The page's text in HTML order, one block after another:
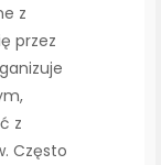
z
przez
z
Często